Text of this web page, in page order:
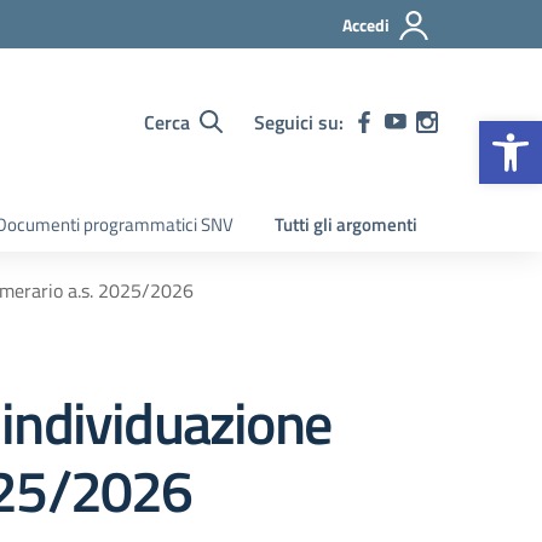
Accedi
Cerca Seguici su:
programmatici SNV Tutti gli argomenti
a.s. 2025/2026
2026